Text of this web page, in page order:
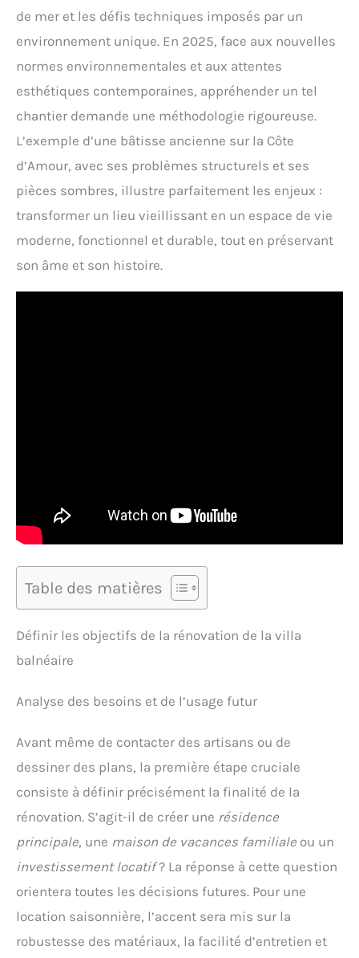
de mer et les défis techniques imposés par un
environnement unique. En 2025, face aux nouvelles
normes environnementales et aux attentes
esthétiques contemporaines, appréhender un tel
chantier demande une méthodologie rigoureuse.
L’exemple d’une bâtisse ancienne sur la Côte
d’Amour, avec ses problèmes structurels et ses
pièces sombres, illustre parfaitement les enjeux :
transformer un lieu vieillissant en un espace de vie
moderne, fonctionnel et durable, tout en préservant
son âme et son histoire.
Table des matières
Définir les objectifs de la rénovation de la villa
balnéaire
Analyse des besoins et de l’usage futur
Avant même de contacter des artisans ou de
dessiner des plans, la première étape cruciale
consiste à définir précisément la finalité de la
rénovation. S’agit-il de créer une résidence
principale, une maison de vacances familiale ou un
investissement locatif? La réponse à cette question
orientera toutes les décisions futures. Pour une
location saisonnière, l’accent sera mis sur la
robustesse des matériaux, la facilité d’entretien et